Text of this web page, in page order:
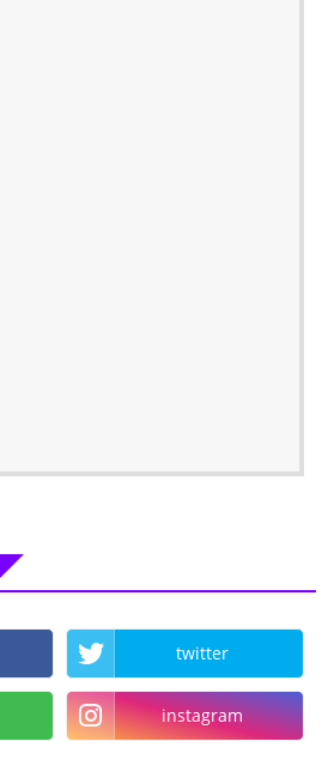
twitter
instagram